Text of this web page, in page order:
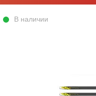
В наличии